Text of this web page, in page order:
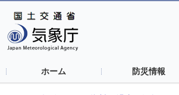
ホーム 防災情報